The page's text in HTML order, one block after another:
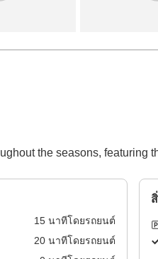
the seasons, featuring
15นาทีโดยรถยนต์
20นาทีโดยรถยนต์